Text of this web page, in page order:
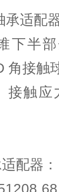
适配
半部
⾓接触
接触应
配器：
68